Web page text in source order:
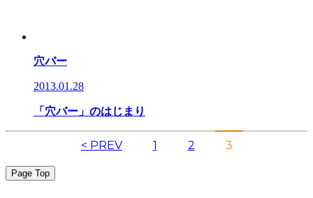
穴バー
2013.01.28
「穴バー」のはじまり
< PREV 1 2 3
Page Top